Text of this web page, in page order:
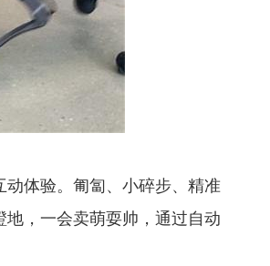
体验。匍匐、小碎步、精准
，一会卖萌耍帅，通过自动